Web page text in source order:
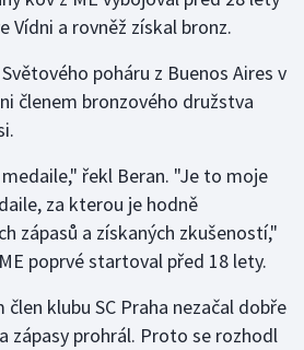
Vídni a rovněž získal bronz.
poháru z Buenos Aires v
členem bronzového družstva
řekl Beran. "Je to moje
za kterou je hodně
zápasů a získaných zkušeností,"
poprvé startoval před 18 lety.
klubu SC Praha nezačal dobře
zápasy prohrál. Proto se rozhodl